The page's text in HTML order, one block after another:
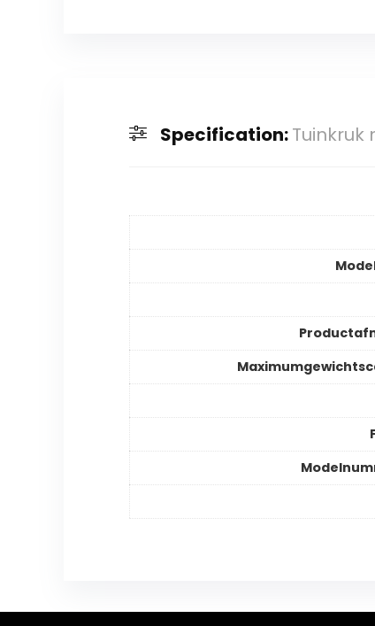
Specification:Tuinkruk